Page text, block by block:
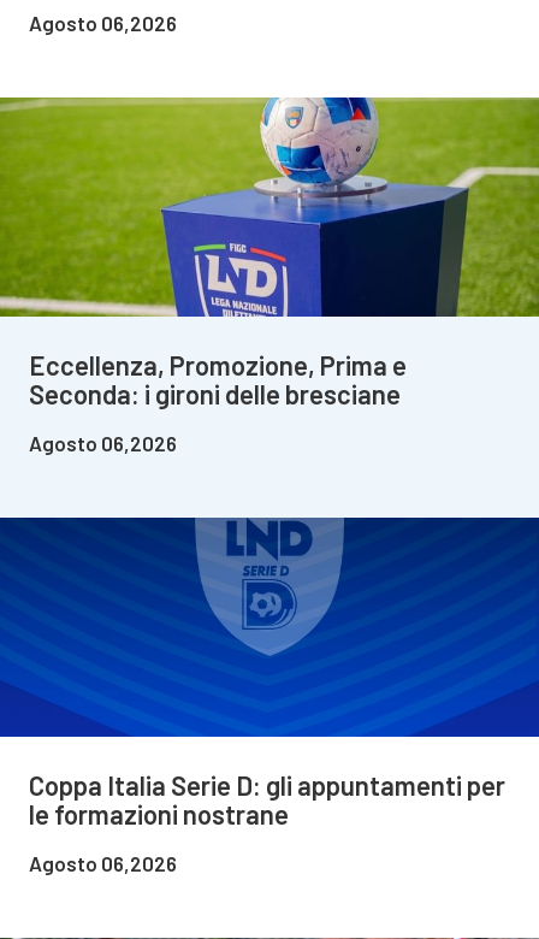
Agosto 06,2026
Eccellenza, Promozione, Prima e
Seconda: i gironi delle bresciane
Agosto 06,2026
Coppa Italia Serie D: gli appuntamenti per
le formazioni nostrane
Agosto 06,2026